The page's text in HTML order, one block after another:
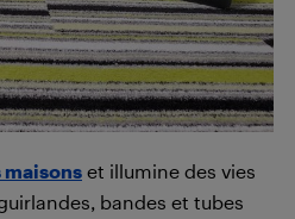
et illumine des vies
bandes et tubes